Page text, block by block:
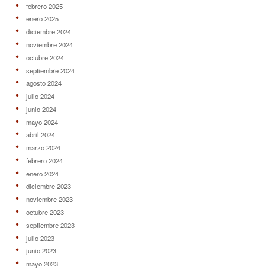
febrero 2025
enero 2025
diciembre 2024
noviembre 2024
octubre 2024
septiembre 2024
agosto 2024
julio 2024
junio 2024
mayo 2024
abril 2024
marzo 2024
febrero 2024
enero 2024
diciembre 2023
noviembre 2023
octubre 2023
septiembre 2023
julio 2023
junio 2023
mayo 2023